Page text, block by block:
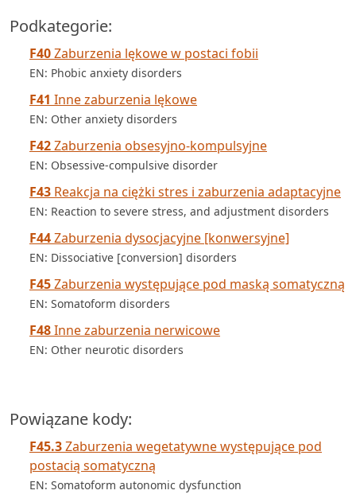
Podkategorie:
F40Zaburzenia lękowe w postaci fobii
EN: Phobic anxiety disorders
F41 Inne zaburzenia lękowe
EN: Other anxiety disorders
F42Zaburzenia obsesyjno-kompulsyjne
EN: Obsessive-compulsive disorder
F43 Reakcja na ciężki stres i zaburzenia adaptacyjne
EN: Reaction to severe stress, and adjustment disorders
F44Zaburzenia dysocjacyjne [konwersyjne]
EN: Dissociative [conversion] disorders
F45Zaburzenia występujące pod maską somatyczną
EN: Somatoform disorders
F48Inne zaburzenia nerwicowe
EN: Other neurotic disorders
Powiązane kody:
F45.3Zaburzenia wegetatywne występujące pod
postacią somatyczną
EN: Somatoform autonomic dysfunction